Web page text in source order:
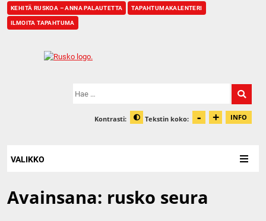
KEHITÄ RUSKOA – ANNA PALAUTETTA TAPAHTUMAKALENTERI
ILMOITA TAPAHTUMA
Hae:
Kontrasti: Muuta kontrastia
Tekstin koko: - + INFO
VALIKKO
Avainsana: rusko seura